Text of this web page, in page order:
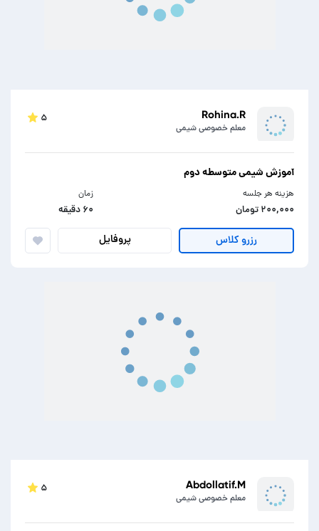
Rohina.R
معلم خصوصی شیمی
۵
آموزش شیمی متوسطه دوم
هزینه هر جلسه
۲۰۰,۰۰۰ تومان
زمان
۶۰ دقیقه
رزرو کلاس پروفایل
Abdollatif.M
معلم خصوصی شیمی
۵